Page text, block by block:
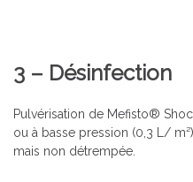
3 – Désinfection
Pulvérisation de Mefisto®
ou à basse pression (0,3 L/
mais non détrempée.